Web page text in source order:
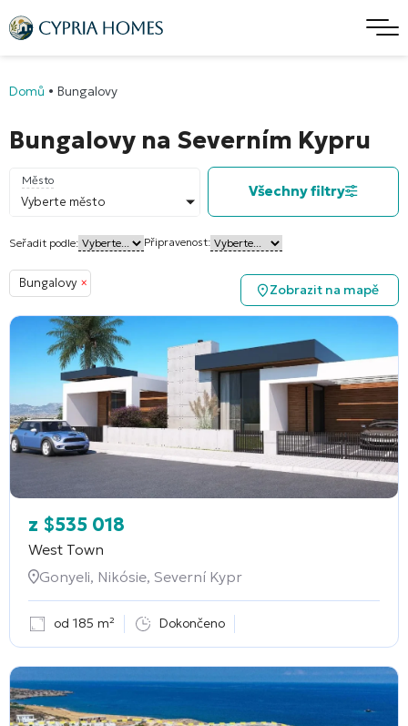
Domů • Bungalovy
Bungalovy na Severním Kypru
Město
Vyberte město
Všechny filtry
Seřadit podle: Připravenost:
Bungalovy × Zobrazit na mapě
z $535 018
West Town
Gonyeli, Nikósie, Severní Kypr
od 185 m² Dokončeno